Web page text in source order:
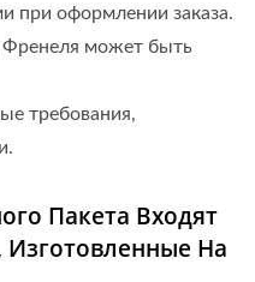
при оформлении заказа.
Френеля может быть
требования,
Пакета Входят
На